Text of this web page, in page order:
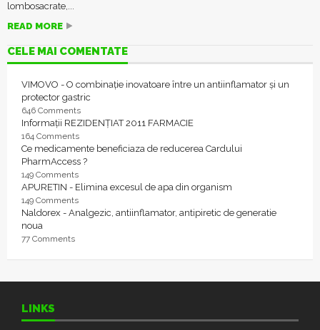
lombosacrate,...
READ MORE
CELE MAI COMENTATE
VIMOVO - O combinație inovatoare între un antiinflamator și un
protector gastric
646 Comments
Informații REZIDENȚIAT 2011 FARMACIE
164 Comments
Ce medicamente beneficiaza de reducerea Cardului
PharmAccess ?
149 Comments
APURETIN - Elimina excesul de apa din organism
149 Comments
Naldorex - Analgezic, antiinflamator, antipiretic de generatie
noua
77 Comments
LINKS